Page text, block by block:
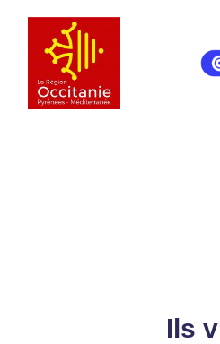
Images
partenaires
Ils